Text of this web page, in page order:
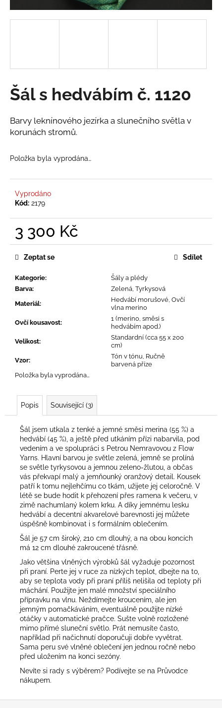
Šál s hedvábím č. 1120
Barvy leknínového jezírka a slunečního světla v
korunách stromů.
Položka byla vyprodána…
Vyprodáno
Kód: 2179
3 300 Kč
Měrná
cena:
Kategorie:
Šály a plédy
Barva:
Zelená, Tyrkysová
Materiál:
Hedvábí morušové, Ovčí
vlna merino
Ovčí kousavost:
1 (merino, směsi s
hedvábím apod.)
Velikost:
Standardní (cca 55 x 200
cm)
Vzor:
Tón v tónu, Ručně
barvená příze
Položka byla vyprodána…
Zeptat se Sdílet
Popis Související (3)
Šál jsem utkala z tenké a jemné směsi merina (55 %) a
hedvábí (45 %), a ještě před utkáním přízi nabarvila, pod
vedením a ve spolupráci s Petrou Nemravovou z Flow
Yarns. Hlavní barvou je světle zelená, jemně se prolíná
se světle tyrkysovou a jemnou zeleno-žlutou, a občas
vás překvapí malý a jemňounký oranžový detail. Kousek
patří k tomu nejlehčímu co tkám, užijete jej celoročně. V
létě se bude hodit k přehození přes ramena k večeru, v
zimě nachumlaný kolem krku. A díky jemnému lesku
hedvábí a decentní akvarelové barevnosti jej můžete
úspěšně kombinovat i s formálním oblečením.
Šál je 57 cm široký, 210 cm dlouhý, a na obou koncích
má 12 cm dlouhé zakroucené třásně.
Jako většina vlněných výrobků šál vyžaduje pozornost
při praní. Perte jej v ruce za nízkých teplot, dbejte na to,
aby se teplota vody při praní příliš nelišila od teploty při
máchání. Použijte jen malé množství speciálního
přípravku na vlnu. Neždímejte kroucením, ale jen
jemným pomačkáváním, eventuálně použijte nízké
otáčky v automatické pračce. Sušte volně rozložené
mimo přímé sluneční světlo. Prát nemusíte často,
například při načichnutí doporučuji dobře vyvětrat.
Sama peru své vlněné oblečení jen jednou ročně nebo
před uložením na konci sezóny.
Nevíte si rady s výběrem? Podívejte se na Průvodce
nákupem.
a
D
p
o
u
j
e
e